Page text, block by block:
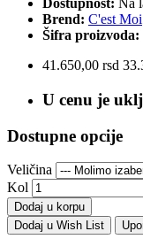
Dostupnost: Na
Brend: C'est Moi
Šifra proizvoda:
41.650,00 rsd
U cenu je
Dostupne opcije
Veličina
Kol
Dodaj u korpu
Dodaj u Wish List